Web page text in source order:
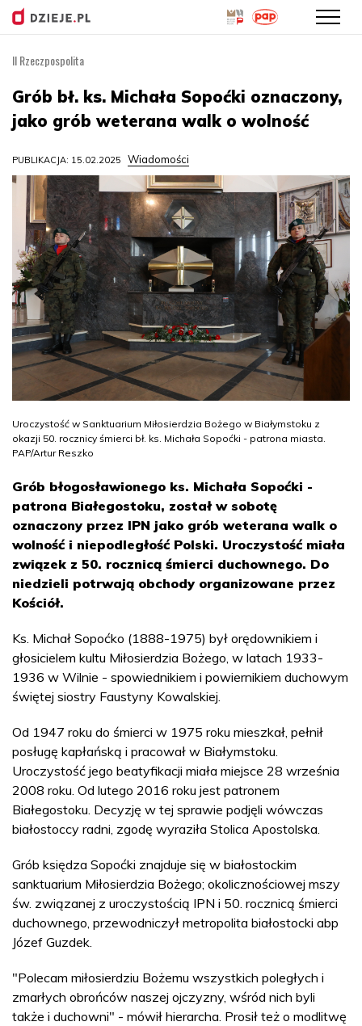
treści
II Rzeczpospolita
Grób bł. ks. Michała Sopoćki oznaczony,
jako grób weterana walk o wolność
PUBLIKACJA: 15.02.2025 Wiadomości
Uroczystość w Sanktuarium Miłosierdzia Bożego w Białymstoku z
okazji 50. rocznicy śmierci bł. ks. Michała Sopoćki - patrona miasta.
PAP/Artur Reszko
Grób błogosławionego ks. Michała Sopoćki -
patrona Białegostoku, został w sobotę
oznaczony przez IPN jako grób weterana walk o
wolność i niepodległość Polski. Uroczystość miała
związek z 50. rocznicą śmierci duchownego. Do
niedzieli potrwają obchody organizowane przez
Kościół.
Ks. Michał Sopoćko (1888-1975) był orędownikiem i
głosicielem kultu Miłosierdzia Bożego, w latach 1933-
1936 w Wilnie - spowiednikiem i powiernikiem duchowym
świętej siostry Faustyny Kowalskiej.
Od 1947 roku do śmierci w 1975 roku mieszkał, pełnił
posługę kapłańską i pracował w Białymstoku.
Uroczystość jego beatyfikacji miała miejsce 28 września
2008 roku. Od lutego 2016 roku jest patronem
Białegostoku. Decyzję w tej sprawie podjęli wówczas
białostoccy radni, zgodę wyraziła Stolica Apostolska.
Grób księdza Sopoćki znajduje się w białostockim
sanktuarium Miłosierdzia Bożego; okolicznościowej mszy
św. związanej z uroczystością IPN i 50. rocznicą śmierci
duchownego, przewodniczył metropolita białostocki abp
Józef Guzdek.
"Polecam miłosierdziu Bożemu wszystkich poległych i
zmarłych obrońców naszej ojczyzny, wśród nich byli
także i duchowni" - mówił hierarcha. Prosił też o modlitwę